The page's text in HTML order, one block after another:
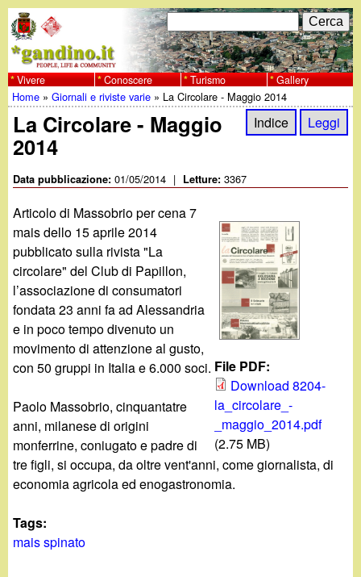
al
contenuto
principale
w
w
w
.
g
a
n
d
i
n
o
.
i
F
o
r
m
i
r
i
c
e
r
c
a
C
e
r
c
a
Vivere Conoscere Turismo Gallery
Tu
sei
qui
Home »Giornali e riviste varie » La Circolare - Maggio 2014
Indice Leggi
La Circolare - Maggio
2014
Data pubblicazione:01/05/2014 | Letture:3367
File PDF:
Download 8204-
la_circolare_-
_maggio_2014.pdf
(2.75 MB)
Articolo di Massobrio per cena 7
mais dello 15 aprile 2014
pubblicato sulla rivista "La
circolare" del Club di Papillon,
l’associazione di consumatori
fondata 23 anni fa ad Alessandria
e in poco tempo divenuto un
movimento di attenzione al gusto,
con 50 gruppi in Italia e 6.000 soci.
Paolo Massobrio, cinquantatre
anni, milanese di origini
monferrine, coniugato e padre di
tre figli, si occupa, da oltre vent'anni, come giornalista, di
economia agricola ed enogastronomia.
Tags:
mais spinato